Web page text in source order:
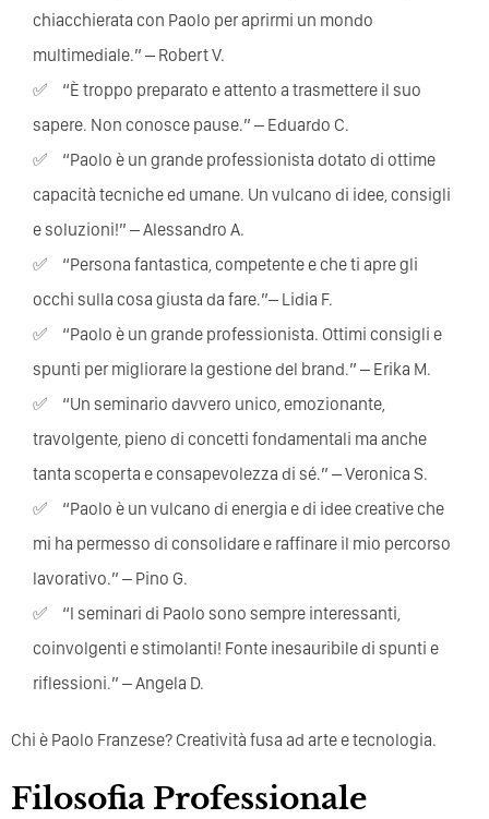
chiacchierata con Paolo per aprirmi un mondo
multimediale.” – Robert V.
“È troppo preparato e attento a trasmettere il suo
sapere. Non conosce pause.” – Eduardo C.
“Paolo è un grande professionista dotato di ottime
capacità tecniche ed umane. Un vulcano di idee, consigli
e soluzioni!” – Alessandro A.
“Persona fantastica, competente e che ti apre gli
occhi sulla cosa giusta da fare.”– Lidia F.
“Paolo è un grande professionista. Ottimi consigli e
spunti per migliorare la gestione del brand.” – Erika M.
“Un seminario davvero unico, emozionante,
travolgente, pieno di concetti fondamentali ma anche
tanta scoperta e consapevolezza di sé.” – Veronica S.
“Paolo è un vulcano di energia e di idee creative che
mi ha permesso di consolidare e raffinare il mio percorso
lavorativo.” – Pino G.
“I seminari di Paolo sono sempre interessanti,
coinvolgenti e stimolanti! Fonte inesauribile di spunti e
riflessioni.” – Angela D.
Chi è Paolo Franzese? Creatività fusa ad arte e tecnologia.
Filosofia Professionale